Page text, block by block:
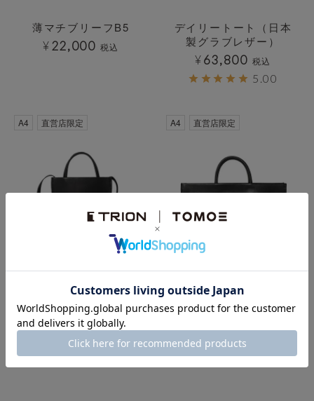
薄マチブリーフB5
¥ 22,000 税込
デイリートート（日本
製グラブレザー）
¥63,800 税込
5.00
A4 直営店限定
Nothing トート縦型
¥44,000 税込
A4 直営店限定
Nothing（ナッシン
¥ 55,000